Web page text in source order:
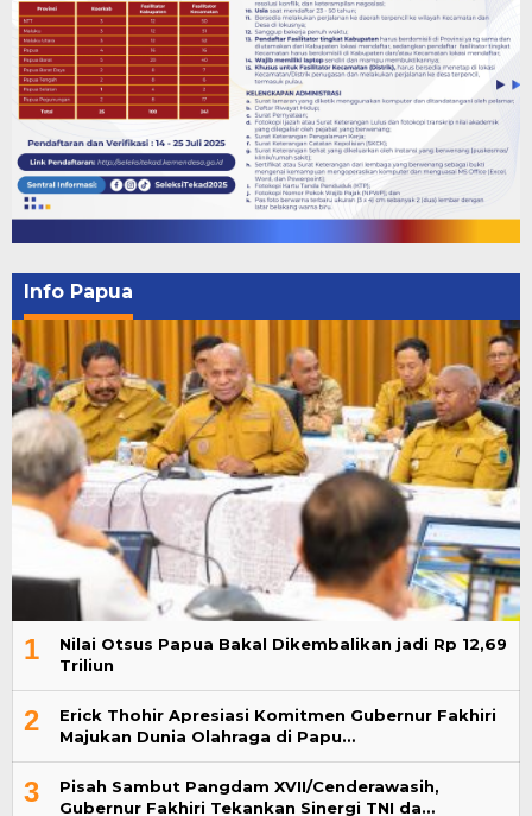
Info Papua
1
Nilai Otsus Papua Bakal Dikembalikan jadi Rp 12,69
Triliun
2
Erick Thohir Apresiasi Komitmen Gubernur Fakhiri
Majukan Dunia Olahraga di Papu…
3
Pisah Sambut Pangdam XVII/Cenderawasih,
Gubernur Fakhiri Tekankan Sinergi TNI da…